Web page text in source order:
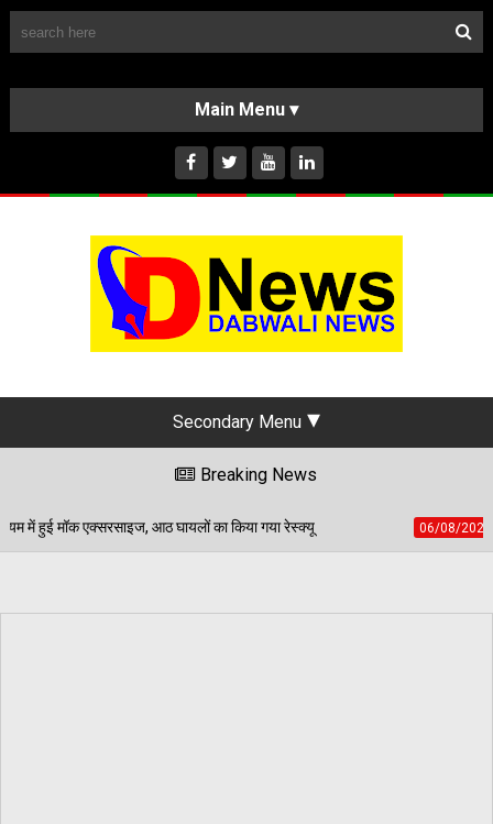
HOME
ABOUT US
INSTAGRAM
Secondary Menu
Breaking News
का किया गया रेस्क्यू 06/08/2026 पेड़ जन्म से मरण तक निभाते हैं साथ,